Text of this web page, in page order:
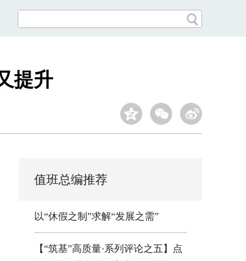
提升
值班总编推荐
以“休假之制”求解“发展之需”
【“筑基”高质量·系列评论之五】点